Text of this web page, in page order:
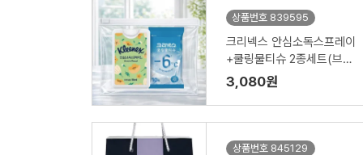
상품번호 839595
크리넥스 안심소독스프레이
+쿨링물티슈 2종세트(브생
건 지퍼백)
3,080원
상품번호 845129